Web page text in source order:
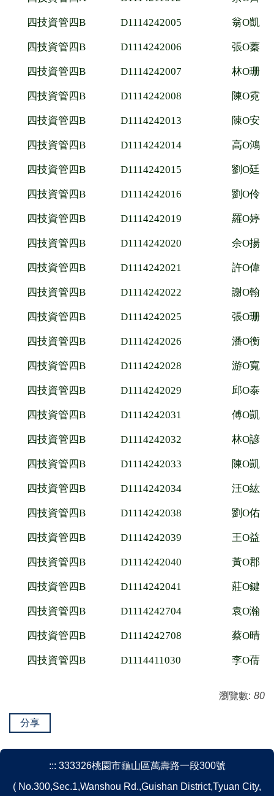
四技資管四B D1114242005 翁O凱
四技資管四B D1114242006 張O蓁
四技資管四B D1114242007 林O珊
四技資管四B D1114242008 陳O霓
四技資管四B D1114242013 陳O安
四技資管四B D1114242014 高O鴻
四技資管四B D1114242015 劉O廷
四技資管四B D1114242016 劉O伶
四技資管四B D1114242019 羅O婷
四技資管四B D1114242020 余O揚
四技資管四B D1114242021 許O偉
四技資管四B D1114242022 謝O翰
四技資管四B D1114242025 張O珊
四技資管四B D1114242026 潘O衡
四技資管四B D1114242028 游O寬
四技資管四B D1114242029 邱O泰
四技資管四B D1114242031 傅O凱
四技資管四B D1114242032 林O諺
四技資管四B D1114242033 陳O凱
四技資管四B D1114242034 汪O紘
四技資管四B D1114242038 劉O佑
四技資管四B D1114242039 王O益
四技資管四B D1114242040 黃O郡
四技資管四B D1114242041 莊O鍵
四技資管四B D1114242704 袁O瀚
四技資管四B D1114242708 蔡O晴
四技資管四B D1114411030 李O蒨
瀏覽數: 80
分享
::: 333326桃園市龜山區萬壽路一段300號
( No.300,Sec.1,Wanshou Rd.,Guishan District,Tyuan City,